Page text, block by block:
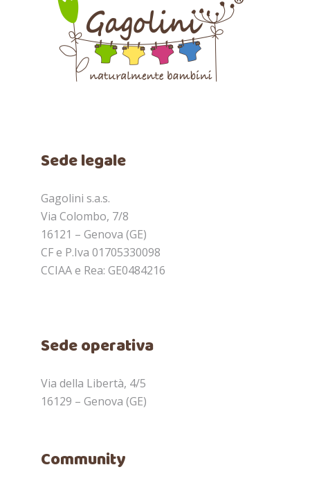
Sede legale
Gagolini s.a.s.
Via Colombo, 7/8
16121 – Genova (GE)
CF e P.Iva 01705330098
CCIAA e Rea: GE0484216
Sede operativa
Via della Libertà, 4/5
16129 – Genova (GE)
Community